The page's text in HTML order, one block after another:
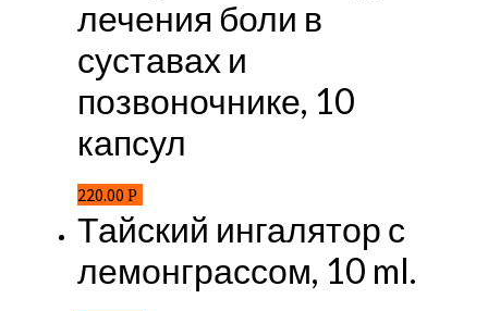
лечения боли в
суставах и
позвоночнике, 10
капсул
220.00 Р
Тайский ингалятор с
лемонграссом, 10 ml.